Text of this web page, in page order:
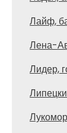
Лайф,
Лена-
Лидер,